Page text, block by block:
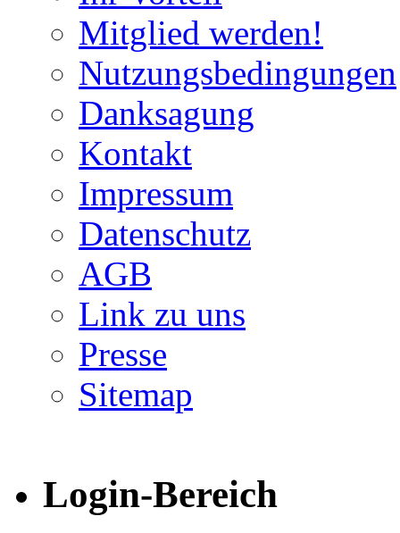
Mitglied werden!
Nutzungsbedingungen
Danksagung
Kontakt
Impressum
Datenschutz
AGB
Link zu uns
Presse
Sitemap
Login-Bereich